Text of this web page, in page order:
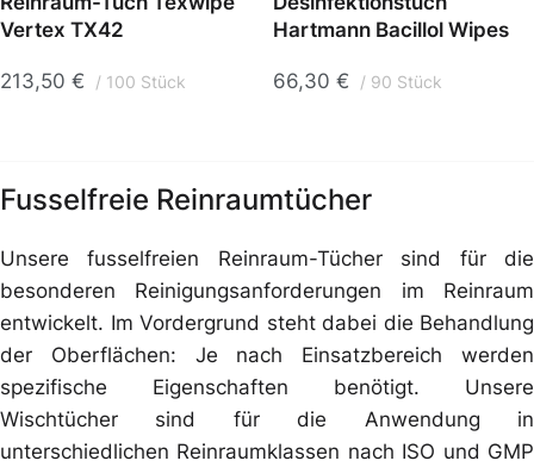
Vertex TX42
213,50 € 100 Stück
Hartmann Bacillol Wipes
66,30 € 90 Stück
Fusselfreie Reinraumtücher
Unsere fusselfreien Reinraum-Tücher sind für die
besonderen Reinigungsanforderungen im Reinraum
entwickelt. Im Vordergrund steht dabei die Behandlung
der Oberflächen: Je nach Einsatzbereich werden
spezifische Eigenschaften benötigt. Unsere
Wischtücher sind für die Anwendung in
unterschiedlichen Reinraumklassen nach ISO und GMP